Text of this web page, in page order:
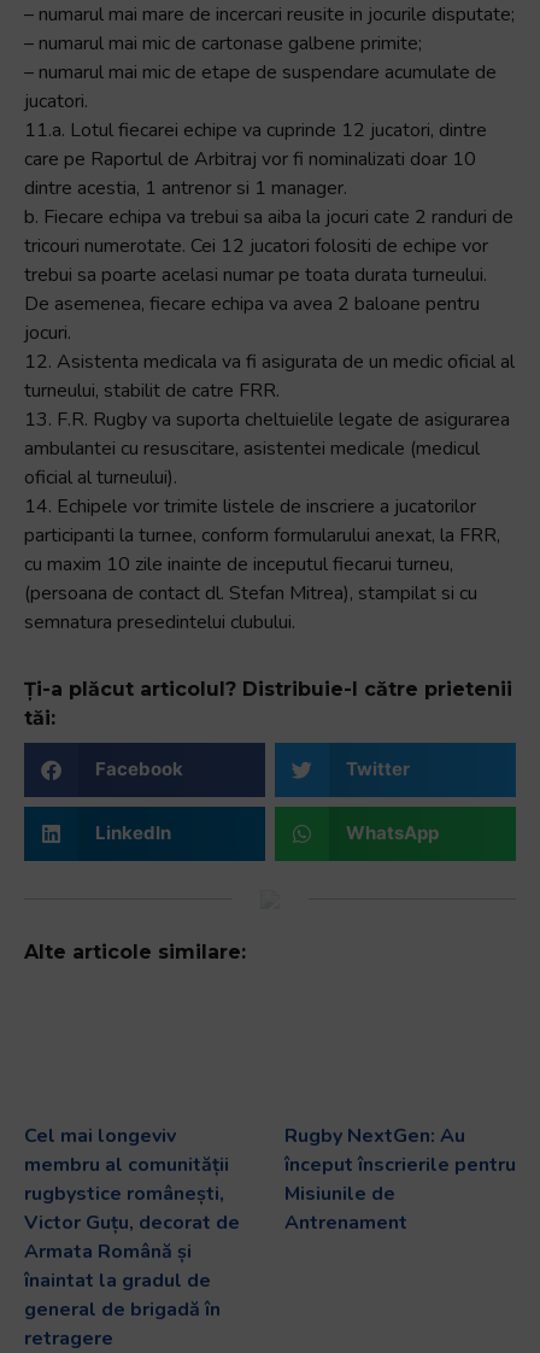
– numarul mai mare de incercari reusite in jocurile disputate;
– numarul mai mic de cartonase galbene primite;
– numarul mai mic de etape de suspendare acumulate de
jucatori.
11.a. Lotul fiecarei echipe va cuprinde 12 jucatori, dintre
care pe Raportul de Arbitraj vor fi nominalizati doar 10
dintre acestia, 1 antrenor si 1 manager.
b. Fiecare echipa va trebui sa aiba la jocuri cate 2 randuri de
tricouri numerotate. Cei 12 jucatori folositi de echipe vor
trebui sa poarte acelasi numar pe toata durata turneului.
De asemenea, fiecare echipa va avea 2 baloane pentru
jocuri.
12. Asistenta medicala va fi asigurata de un medic oficial al
turneului, stabilit de catre FRR.
13. F.R. Rugby va suporta cheltuielile legate de asigurarea
ambulantei cu resuscitare, asistentei medicale (medicul
oficial al turneului).
14. Echipele vor trimite listele de inscriere a jucatorilor
participanti la turnee, conform formularului anexat, la FRR,
cu maxim 10 zile inainte de inceputul fiecarui turneu,
(persoana de contact dl. Stefan Mitrea), stampilat si cu
semnatura presedintelui clubului.
Ți-a plăcut articolul? Distribuie-l către prietenii
tăi:
Facebook Twitter
LinkedIn WhatsApp
Alte articole similare:
Cel mai longeviv
membru al comunității
rugbystice românești,
Victor Guțu, decorat de
Armata Română și
înaintat la gradul de
general de brigadă în
retragere
Rugby NextGen: Au
început înscrierile pentru
Misiunile de
Antrenament